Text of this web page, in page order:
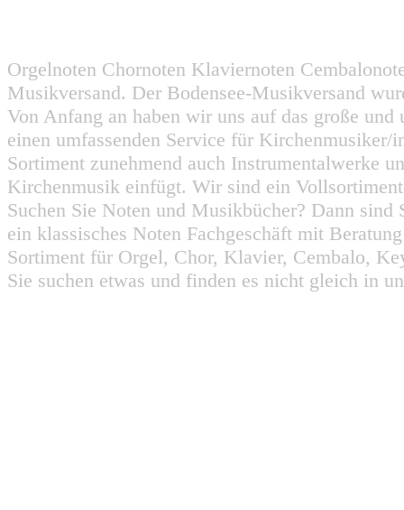
Orgelnoten Chornoten Klaviernoten
Musikversand. Der Bodensee-Musikversand
Von Anfang an haben wir uns auf das große
einen umfassenden Service für
Sortiment zunehmend auch Instrumentalwerke
Kirchenmusik einfügt. Wir sind ein
Suchen Sie Noten und Musikbücher? Dann
ein klassisches Noten Fachgeschäft mit
Sortiment für Orgel, Chor, Klavier, Cembalo,
Sie suchen etwas und finden es nicht gleich in